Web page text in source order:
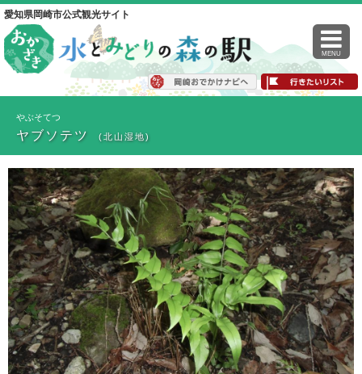
愛知県岡崎市公式観光サイト
MENU
やぶそてつ
ヤブソテツ (北山湿地)